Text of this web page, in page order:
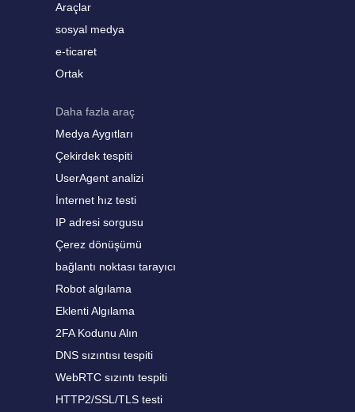
Araçlar
sosyal medya
e-ticaret
Ortak
Daha fazla araç
Medya Aygıtları
Çekirdek tespiti
UserAgent analizi
İnternet hız testi
IP adresi sorgusu
Çerez dönüşümü
bağlantı noktası tarayıcı
Robot algılama
Eklenti Algılama
2FA Kodunu Alın
DNS sızıntısı tespiti
WebRTC sızıntı tespiti
HTTP2/SSL/TLS testi